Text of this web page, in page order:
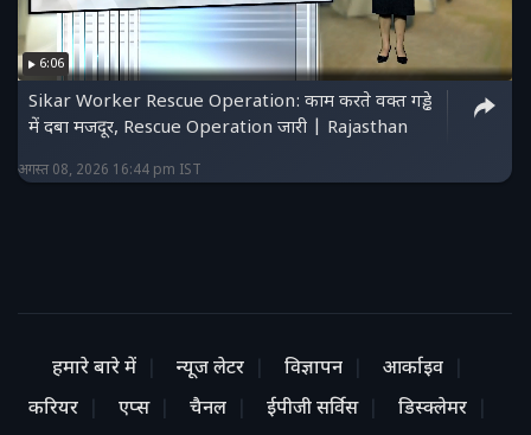
6:06
Sikar Worker Rescue Operation: काम करते वक्त गड्ढे
में दबा मजदूर, Rescue Operation जारी | Rajasthan
अगस्त 08, 2026 16:44 pm IST
हमारे बारे में न्यूज लेटर विज्ञापन
आर्काइव
करियर
एप्स चैनल ईपीजी सर्विस
डिस्क्लेमर